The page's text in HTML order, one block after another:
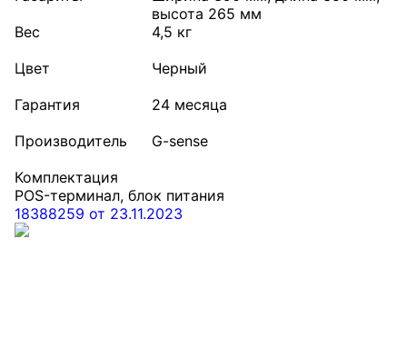
высота 265 мм
Вес
4,5 кг
Цвет
Черный
Гарантия
24 месяца
Производитель
G-sense
Комплектация
POS-терминал, блок питания
18388259 от 23.11.2023